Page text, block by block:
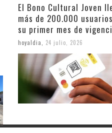
El Bono Cultural Joven
más de 200.000
su primer mes de
hoyaldia 24 julio, 2026